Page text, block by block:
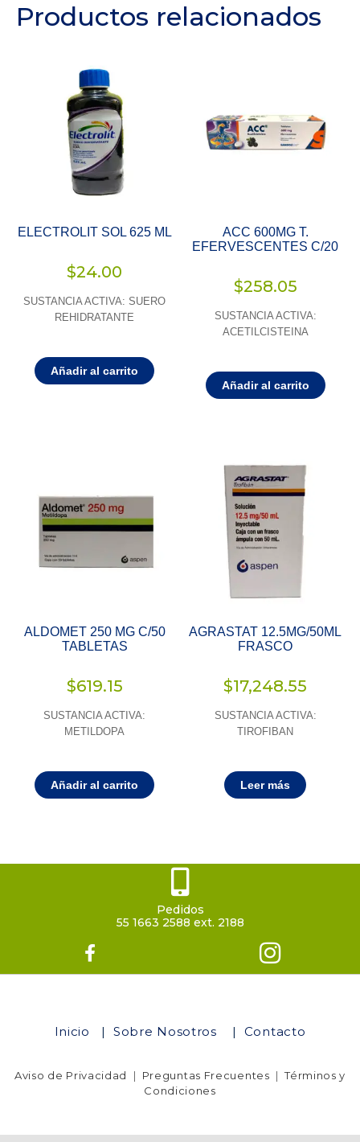
Productos relacionados
ELECTROLIT SOL 625 ML
$24.00
SUSTANCIA ACTIVA: SUERO
REHIDRATANTE
Añadir al carrito
ACC 600MG T.
EFERVESCENTES C/20
$258.05
SUSTANCIA ACTIVA:
ACETILCISTEINA
Añadir al carrito
ALDOMET 250 MG C/50
TABLETAS
$619.15
SUSTANCIA ACTIVA:
METILDOPA
Añadir al carrito
AGRASTAT 12.5MG/50ML
FRASCO
$17,248.55
SUSTANCIA ACTIVA:
TIROFIBAN
Leer más
Pedidos
55 1663 2588 ext. 2188
Inicio |Sobre Nosotros | Contacto
Aviso de Privacidad | Preguntas Frecuentes |Términos y
Condiciones